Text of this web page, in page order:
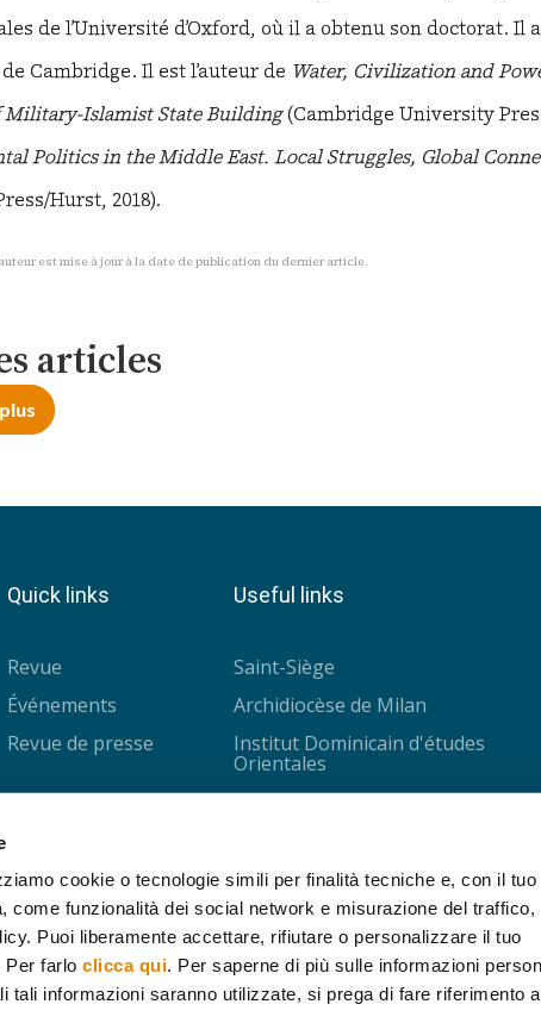
cookie o tecnologie simili per finalità tecniche e, con il tuo
come funzionalità dei social network e misurazione del traffico,
Puoi liberamente accettare, rifiutare o personalizzare il tuo
Per farloclicca qui. Per saperne di più sulle informazioni
tali informazioni saranno utilizzate, si prega di fare riferimento
de l’Université d’Oxford, où il a obtenu son doctorat. Il
Cambridge. Il est l’auteur de Water, Civilization and
Military-Islamist State Building(Cambridge University
Politics in the Middle East. Local Struggles, Global
Hurst, 2018).
est mise à jour à la date de publication du dernier article.
articles
Quick links
Revue
Événements
Revue de presse
Useful links
Saint-Siège
Archidiocèse de Milan
Institut Dominicain d'études
Orientales
Université Saint-Joseph
Collège des Bernardins
IPRA - Nantes
Fondation Cariplo